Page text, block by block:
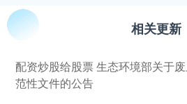
相关更新
配资炒股给股票 生态环境部关于
范性文件的公告